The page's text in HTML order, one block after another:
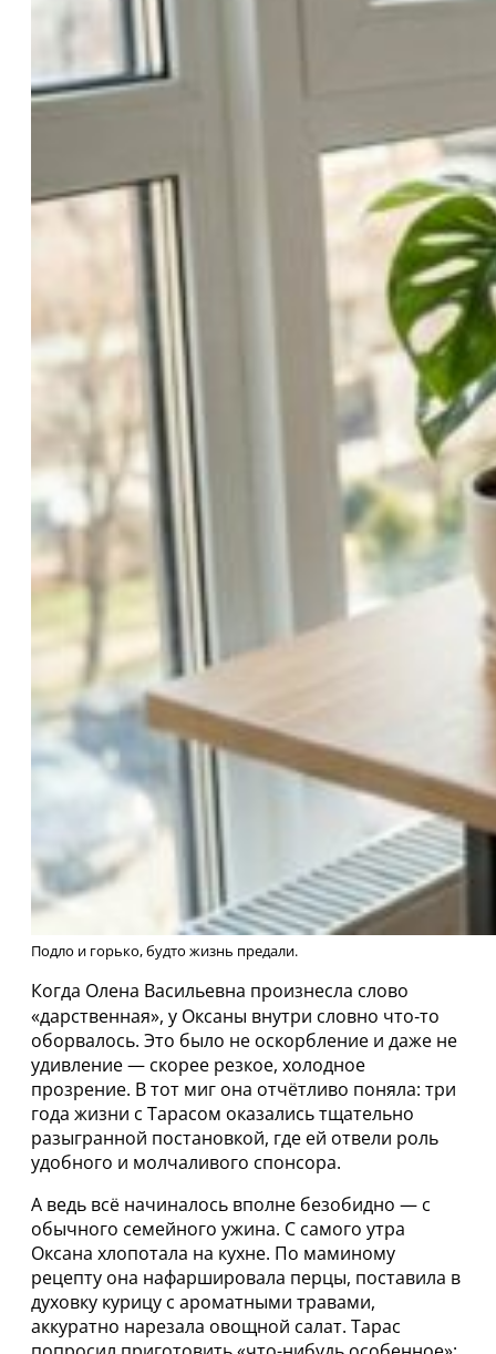
Подло и горько, будто жизнь предали.
Когда Олена Васильевна произнесла слово
«дарственная», у Оксаны внутри словно что‑то
оборвалось. Это было не оскорбление и даже не
удивление — скорее резкое, холодное
прозрение. В тот миг она отчётливо поняла: три
года жизни с Тарасом оказались тщательно
разыгранной постановкой, где ей отвели роль
удобного и молчаливого спонсора.
А ведь всё начиналось вполне безобидно — с
обычного семейного ужина. С самого утра
Оксана хлопотала на кухне. По маминому
рецепту она нафаршировала перцы, поставила в
духовку курицу с ароматными травами,
аккуратно нарезала овощной салат. Тарас